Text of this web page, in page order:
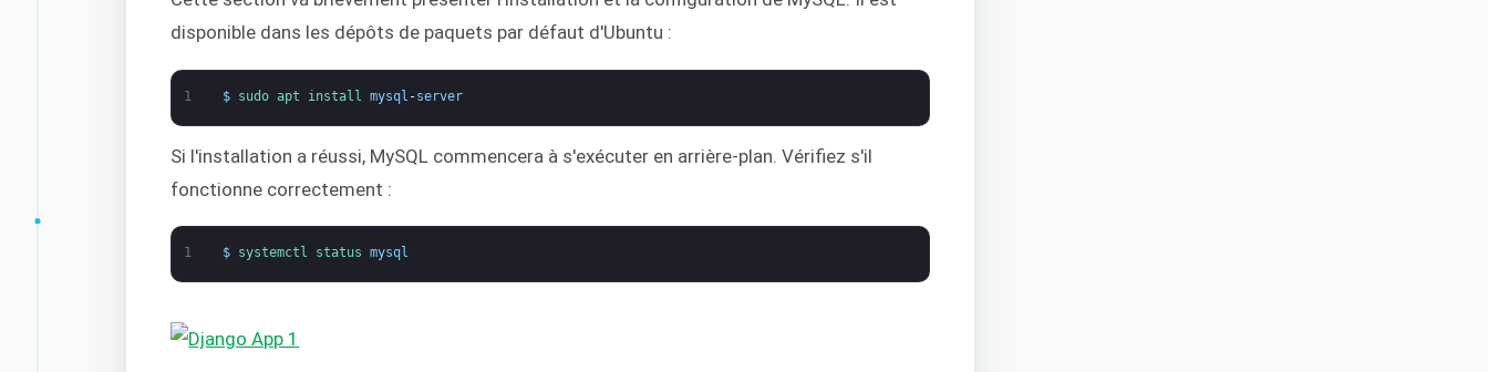
disponible dans les dépôts de paquets par défaut d'Ubuntu :
1 $ sudo apt install mysql -server
Si l'installation a réussi, MySQL commencera à s'exécuter en arrière-plan. Vérifiez s'il
fonctionne correctement :
1 $ systemctl status mysql